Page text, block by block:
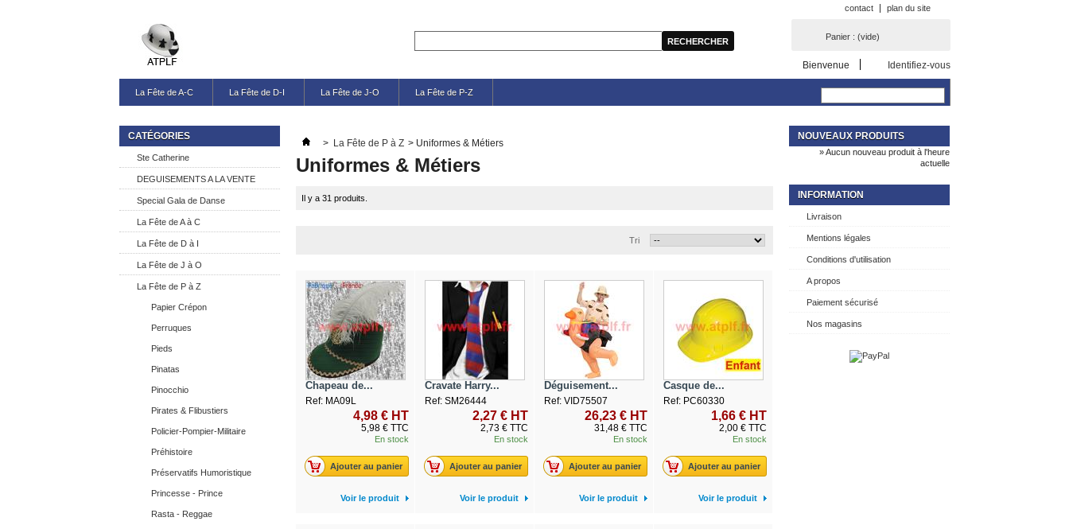
contact plan du site
Panier : (vide)
Bienvenue Identifiez-vous
La Fête de A-C La Fête de D-I La Fête de J-O La Fête de P-Z
CATÉGORIES
Ste Catherine
DEGUISEMENTS A LA VENTE
Special Gala de Danse
La Fête de A à C
La Fête de D à I
La Fête de J à O
La Fête de P à Z
Papier Crépon
Perruques
Pieds
Pinatas
Pinocchio
Pirates & Flibustiers
Policier-Pompier-Militaire
Préhistoire
Préservatifs Humoristique
Princesse - Prince
Rasta - Reggae
> La Fête de P à Z > Uniformes & Métiers
Uniformes & Métiers
Il y a 31 produits.
Tri
Chapeau de...
Ref: MA09L
4,98 € HT
5,98 € TTC
En stock
Ajouter au panier
Voir le produit
Cravate Harry...
Ref: SM26444
2,27 € HT
2,73 € TTC
En stock
Ajouter au panier
Voir le produit
Déguisement...
Ref: VID75507
26,23 € HT
31,48 € TTC
En stock
Ajouter au panier
Voir le produit
Casque de...
Ref: PC60330
1,66 € HT
2,00 € TTC
En stock
Ajouter au panier
Voir le produit
NOUVEAUX PRODUITS
» Aucun nouveau produit à l'heure
actuelle
INFORMATION
Livraison
Mentions légales
Conditions d'utilisation
A propos
Paiement sécurisé
Nos magasins